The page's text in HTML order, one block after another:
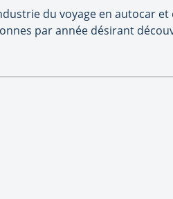
du voyage en autocar et
par année désirant